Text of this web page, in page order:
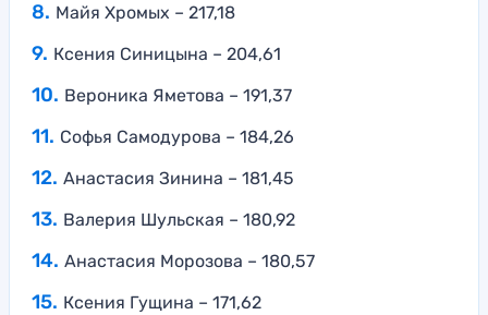
Майя Хромых – 217,18
Ксения Синицына – 204,61
Вероника Яметова – 191,37
Софья Самодурова – 184,26
Анастасия Зинина – 181,45
Валерия Шульская – 180,92
Анастасия Морозова – 180,57
Ксения Гущина – 171,62